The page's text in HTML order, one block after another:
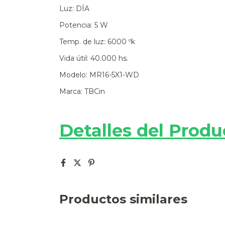
Luz: DÍA
Potencia: 5 W
Temp. de luz: 6000 ºk
Vida útil: 40.000 hs.
Modelo: MR16-5X1-WD
Marca: TBCin
Detalles del
Productos similares